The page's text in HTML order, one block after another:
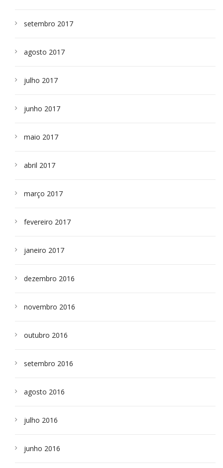
setembro 2017
agosto 2017
julho 2017
junho 2017
maio 2017
abril 2017
março 2017
fevereiro 2017
janeiro 2017
dezembro 2016
novembro 2016
outubro 2016
setembro 2016
agosto 2016
julho 2016
junho 2016